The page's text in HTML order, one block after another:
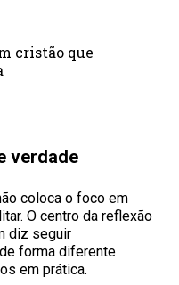
cristão que
verdade
coloca o foco em
O centro da reflexão
diz seguir
forma diferente
em prática.